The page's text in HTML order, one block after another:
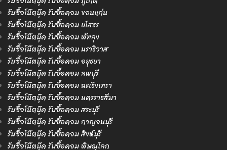
รับซื้อโน๊ตบุ๊ค รับซื้อคอม ขอนแก่น
รับซื้อโน๊ตบุ๊ค รับซื้อคอม ยโสธร
รับซื้อโน๊ตบุ๊ค รับซื้อคอม พัทลุง
รับซื้อโน๊ตบุ๊ค รับซื้อคอม นราธิวาส
รับซื้อโน๊ตบุ๊ค รับซื้อคอม อยุธยา
รับซื้อโน๊ตบุ๊ค รับซื้อคอม ลพบุรี
รับซื้อโน๊ตบุ๊ค รับซื้อคอม ฉะเชิงเทรา
รับซื้อโน๊ตบุ๊ค รับซื้อคอม นครราชสีมา
รับซื้อโน๊ตบุ๊ค รับซื้อคอม สระบุรี
รับซื้อโน๊ตบุ๊ค รับซื้อคอม กาญจนบุรี
รับซื้อโน๊ตบุ๊ค รับซื้อคอม สิงห์บุรี
รับซื้อโน๊ตบุ๊ค รับซื้อคอม พิษณุโลก